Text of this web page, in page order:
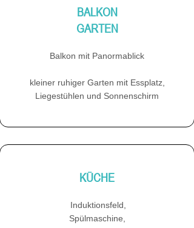
BALKON
GARTEN
Balkon mit Panormablick
kleiner ruhiger Garten mit Essplatz,
Liegestühlen und Sonnenschirm
KÜCHE
Induktionsfeld,
Spülmaschine,